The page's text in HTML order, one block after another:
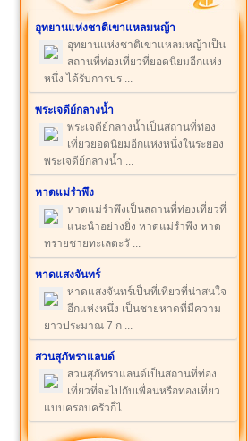
อุทยานแห่งชาติเขาแหลมหญ้า
อุทยานแห่งชาติเขาแหลมหญ้าเป็น
สถานที่ท่องเที่ยวที่ยอดนิยมอีกแห่ง
หนึ่ง ได้รับการปร ...
พระเจดีย์กลางน้ำ
พระเจดีย์กลางน้ำเป็นสถานที่ท่อง
เที่ยวยอดนิยมอีกแห่งหนึ่งในระยอง
พระเจดีย์กลางน้ำ ...
หาดแม่รำพึง
หาดแม่รำพึงเป็นสถานที่ท่องเที่ยวที่
แนะนำอย่างยิ่ง หาดแม่รำพึง หาด
ทรายชายทะเลตะวั ...
หาดแสงจันทร์
หาดแสงจันทร์เป็นที่เที่ยวที่น่าสนใจ
อีกแห่งหนึ่ง เป็นชายหาดที่มีความ
ยาวประมาณ 7 ก ...
สวนสุภัทราแลนด์
สวนสุภัทราแลนด์เป็นสถานที่ท่อง
เที่ยวที่จะไปกับเพื่อนหรือท่องเที่ยว
แบบครอบครัวก็ไ ...